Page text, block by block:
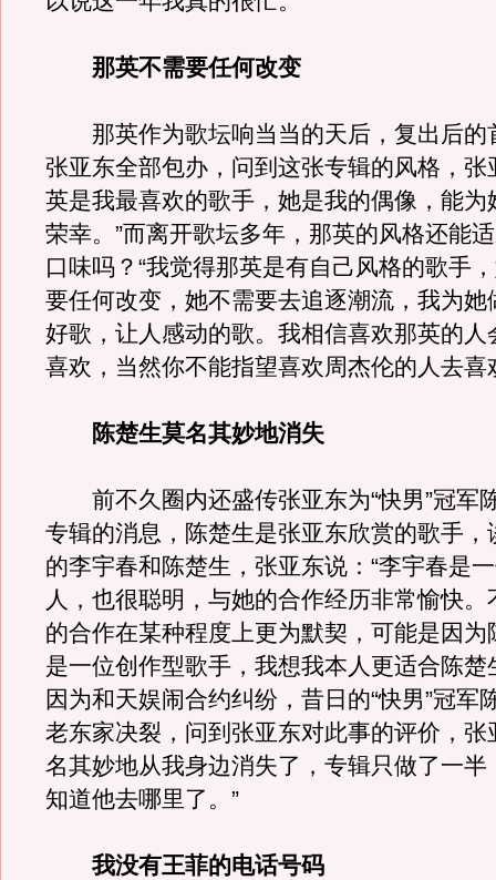
那英不需要任何改变
那英作为歌坛响当当的天后，复出后的
张亚东全部包办，问到这张专辑的风格，张
英是我最喜欢的歌手，她是我的偶像，能为
荣幸。”而离开歌坛多年，那英的风格还能
口味吗？“我觉得那英是有自己风格的歌手
要任何改变，她不需要去追逐潮流，我为她
好歌，让人感动的歌。我相信喜欢那英的人
喜欢，当然你不能指望喜欢周杰伦的人去喜
陈楚生莫名其妙地消失
前不久圈内还盛传张亚东为“快男”冠军
专辑的消息，陈楚生是张亚东欣赏的歌手，
的李宇春和陈楚生，张亚东说：“李宇春是
人，也很聪明，与她的合作经历非常愉快。
的合作在某种程度上更为默契，可能是因为
是一位创作型歌手，我想我本人更适合陈楚
因为和天娱闹合约纠纷，昔日的“快男”冠军
老东家决裂，问到张亚东对此事的评价，张
名其妙地从我身边消失了，专辑只做了一半
知道他去哪里了。”
我没有王菲的电话号码